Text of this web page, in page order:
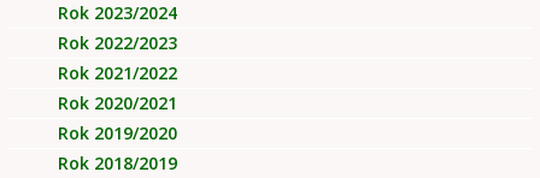
Rok 2023/2024
Rok 2022/2023
Rok 2021/2022
Rok 2020/2021
Rok 2019/2020
Rok 2018/2019